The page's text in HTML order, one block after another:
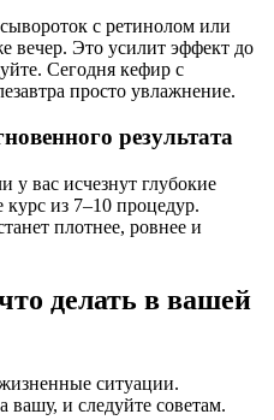
с ретинолом или
вечер. Это усилит эффект до
Сегодня кефир с
просто увлажнение.
результата
у вас исчезнут глубокие
из 7–10 процедур.
плотнее, ровнее и
делать в вашей
ситуации.
вашу, и следуйте советам.